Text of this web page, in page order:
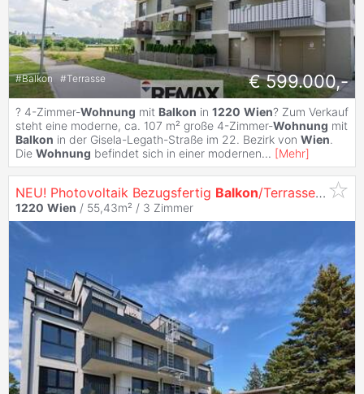
#Balkon #Terrasse € 599.000,-
? 4-Zimmer-Wohnung mit Balkon in 1220 Wien? Zum Verkauf
steht eine moderne, ca. 107 m² große 4-Zimmer-Wohnung mit
Balkon in der Gisela-Legath-Straße im 22. Bezirk von Wien.
Die Wohnung befindet sich in einer modernen... [Mehr]
NEU! Photovoltaik Bezugsfertig Balkon/Terrasse 1220
1220 Wien / 55,43m² / 3 Zimmer